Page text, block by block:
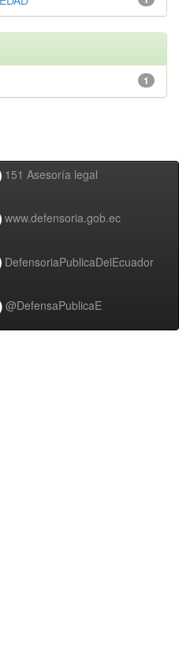
1
151 Asesoría legal
www.defensoria.gob.ec
DefensoriaPublicaDelEcuador
@DefensaPublicaE